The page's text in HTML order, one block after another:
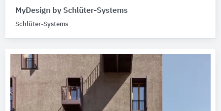
MyDesign by Schlüter-Systems
Schlüter-Systems